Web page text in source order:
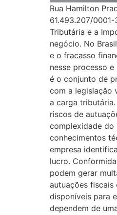
Rua Hamilton
61.493.207/
Tributária e a
negócio. No
e o fracasso
nesse processo
é o conjunto de
com a legislação
a carga
riscos de
complexidade do
conhecimentos
empresa
lucro.
podem gerar
autuações
disponíveis para
dependem de